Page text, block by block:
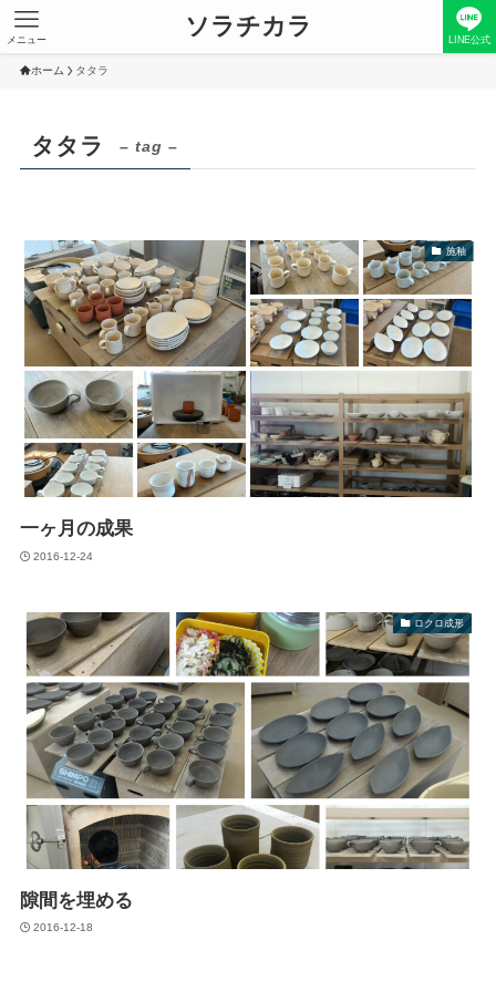
ソラチカラ LINE公式
メニュー
ホーム タタラ
タタラ – tag –
施釉
一ヶ月の成果
2016-12-24
ロクロ成形
隙間を埋める
2016-12-18